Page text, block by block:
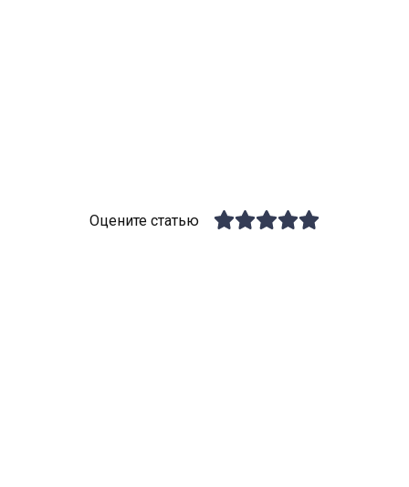
Оцените статью